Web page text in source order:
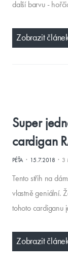
další barvu -
Zobrazit
Super
cardigan
PÉŤA· 15.7.2018 · 3
Tento střih na
vlastně geniální.
tohoto cardiganu
Zobrazit